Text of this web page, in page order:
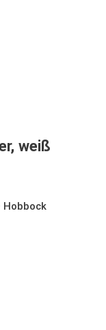
weiß
Hobbock